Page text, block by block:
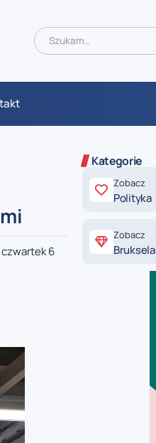
6
Kategorie
Zobacz
Polityka
Zobacz
Bruksela